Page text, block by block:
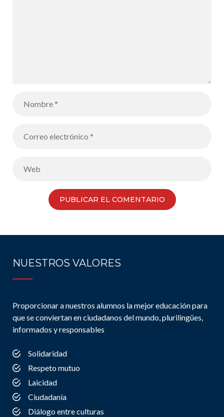
NUESTROS VALORES
Proporcionar a nuestros alumnos la mejor educación para
que se conviertan en ciudadanos del mundo, plurilingües,
informados y responsables
Solidaridad
Respeto mutuo
Laicidad
Ciudadanía
Diálogo entre culturas